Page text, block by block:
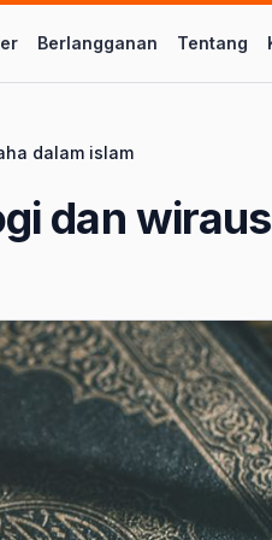
Berlangganan Tentang
dalam islam
dan